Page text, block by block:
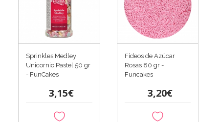
Sprinkles Medley
Unicornio Pastel 50 gr
- FunCakes
3,15€
Fideos de Azúcar
Rosas 80 gr -
Funcakes
3,20€